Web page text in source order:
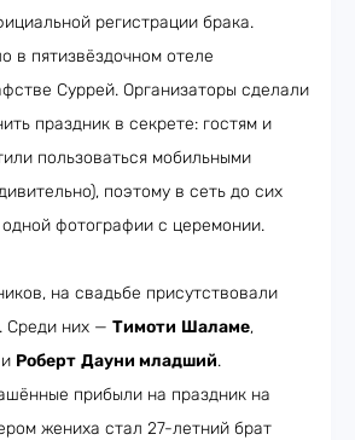
регистрации брака.
в пятизвёздочном отеле
Суррей. Организаторы сделали
праздник в секрете: гостям и
пользоваться мобильными
поэтому в сеть до сих
фотографии с церемонии.
на свадьбе присутствовали
Среди них — Тимоти Шаламе,
и Роберт Дауни младший.
прибыли на праздник на
жениха стал 27-летний брат